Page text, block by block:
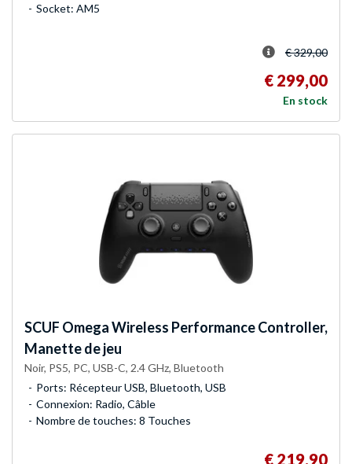
Socket: AM5
€ 329,00
€ 299,00
En stock
SCUF Omega Wireless Performance Controller,
Manette de jeu
Noir, PS5, PC, USB-C, 2.4 GHz, Bluetooth
Ports: Récepteur USB, Bluetooth, USB
Connexion: Radio, Câble
Nombre de touches: 8 Touches
€ 219,90